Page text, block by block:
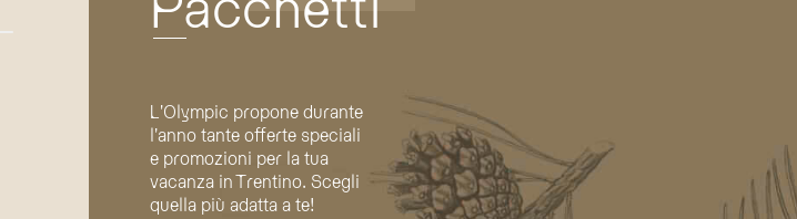
L'Olympic propone durante
l'anno tante offerte speciali
e promozioni per la tua
vacanza in Trentino. Scegli
quella più adatta a te!